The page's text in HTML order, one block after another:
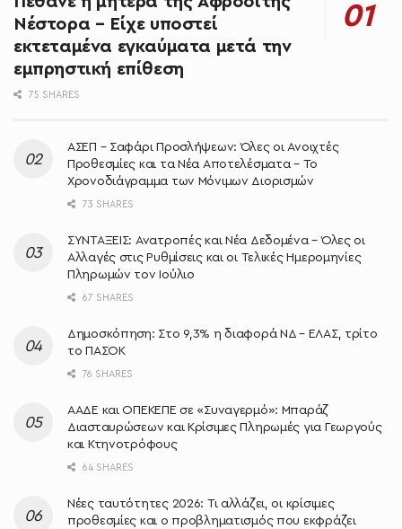
Νέστορα – Είχε υποστεί
εκτεταμένα εγκαύματα μετά την
εμπρηστική επίθεση
75 SHARES
ΑΣΕΠ – Σαφάρι Προσλήψεων: Όλες οι Ανοιχτές
Προθεσμίες και τα Νέα Αποτελέσματα – Το
Χρονοδιάγραμμα των Μόνιμων Διορισμών
73 SHARES
ΣΥΝΤΑΞΕΙΣ: Ανατροπές και Νέα Δεδομένα – Όλες οι
Αλλαγές στις Ρυθμίσεις και οι Τελικές Ημερομηνίες
Πληρωμών τον Ιούλιο
67 SHARES
Δημοσκόπηση: Στο 9,3% η διαφορά ΝΔ – ΕΛΑΣ, τρίτο
το ΠΑΣΟΚ
76 SHARES
ΑΑΔΕ και ΟΠΕΚΕΠΕ σε «Συναγερμό»: Μπαράζ
Διασταυρώσεων και Κρίσιμες Πληρωμές για Γεωργούς
και Κτηνοτρόφους
64 SHARES
Νέες ταυτότητες 2026: Τι αλλάζει, οι κρίσιμες
προθεσμίες και ο προβληματισμός που εκφράζει